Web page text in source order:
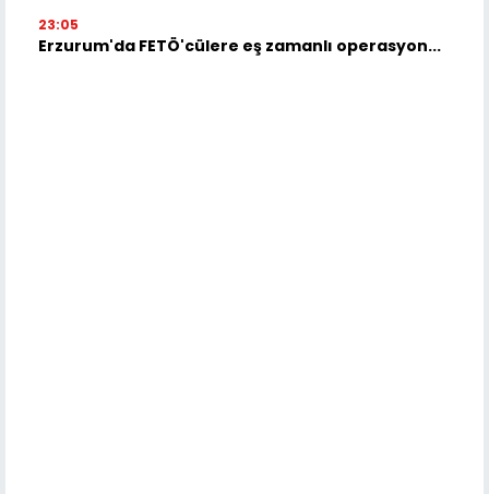
23:05
Erzurum'da FETÖ'cülere eş zamanlı operasyon...